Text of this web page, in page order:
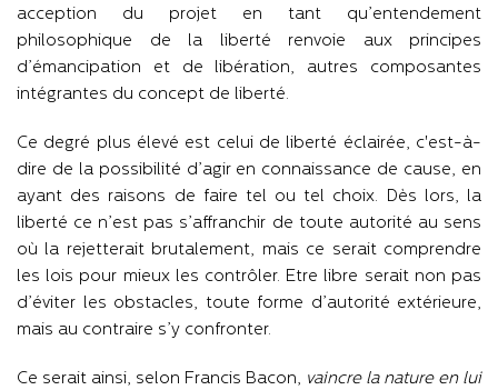
acception du projet en tant qu’entendement
philosophique de la liberté renvoie aux principes
d’émancipation et de libération, autres composantes
intégrantes du concept de liberté.
Ce degré plus élevé est celui de liberté éclairée, c'est-à-
dire de la possibilité d’agir en connaissance de cause, en
ayant des raisons de faire tel ou tel choix. Dès lors, la
liberté ce n’est pas s’affranchir de toute autorité au sens
où la rejetterait brutalement, mais ce serait comprendre
les lois pour mieux les contrôler. Etre libre serait non pas
d’éviter les obstacles, toute forme d’autorité extérieure,
mais au contraire s’y confronter.
Ce serait ainsi, selon Francis Bacon, vaincre la nature en lui